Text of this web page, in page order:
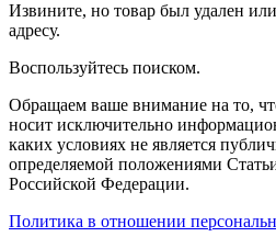
Извините, но товар был удален
адресу.
Воспользуйтесь поиском.
Обращаем ваше внимание на то,
носит исключительно
каких условиях не является
определяемой положениями
Российской Федерации.
Политика в отношении